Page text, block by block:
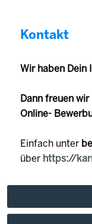
Kontakt
Wir haben Dein
Dann freuen
Online-
Einfach unter
über https://